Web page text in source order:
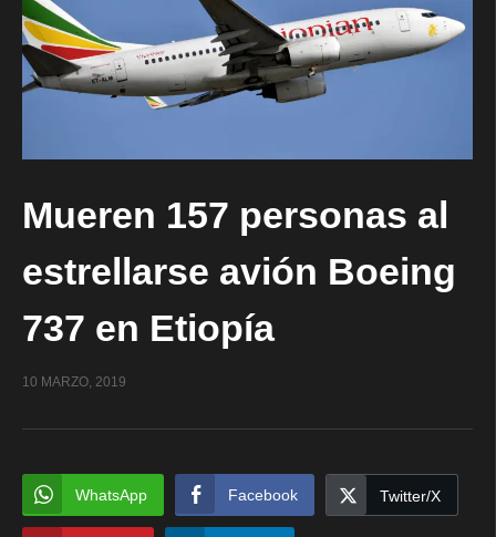
Mueren 157 personas al
estrellarse avión Boeing
737 en Etiopía
10 MARZO, 2019
WhatsApp Facebook Twitter/X